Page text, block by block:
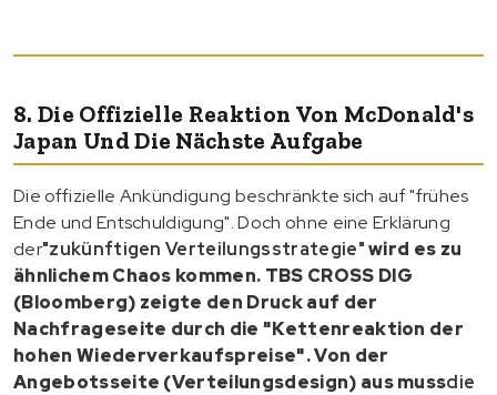
8. Die Offizielle Reaktion Von McDonald's
Japan Und Die Nächste Aufgabe
Die offizielle Ankündigung beschränkte sich auf "frühes
Ende und Entschuldigung". Doch ohne eine Erklärung
der"zukünftigen Verteilungsstrategie"wird es zu
ähnlichem Chaos kommen. TBS CROSS DIG
(Bloomberg) zeigte den Druck auf der
Nachfrageseite durch die "Kettenreaktion der
hohen Wiederverkaufspreise". Von der
Angebotsseite (Verteilungsdesign) aus mussdie